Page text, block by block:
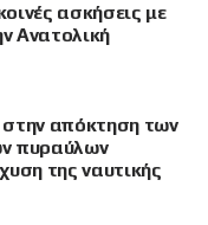
ασκήσεις με
Ανατολική
στην απόκτηση των
πυραύλων
της ναυτικής